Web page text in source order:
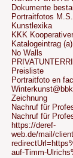
Dokumente
Portraitfotos M.S.
Kunstlexika
KKK
Katalogeintrag (a)
No Walls
Preisliste
Portraitfoto en
Zeichnung
Nachruf für
Nachruf für
https://deref-
web.de/mail/
auf-Timm-